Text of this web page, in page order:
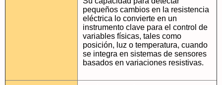
pequeños cambios en la resistencia
eléctrica lo convierte en un
instrumento clave para el control de
variables físicas, tales como
posición, luz o temperatura, cuando
se integra en sistemas de sensores
basados en variaciones resistivas.